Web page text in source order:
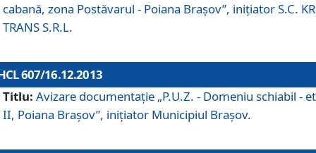
cabană, zona Postăvarul - Poiana Braşov”, iniţiator S.C.
TRANS S.R.L.
607/16.12.2013
Titlu: Avizare documentaţie „P.U.Z. - Domeniu schiabil -
II, Poiana Braşov”, iniţiator Municipiul Braşov.